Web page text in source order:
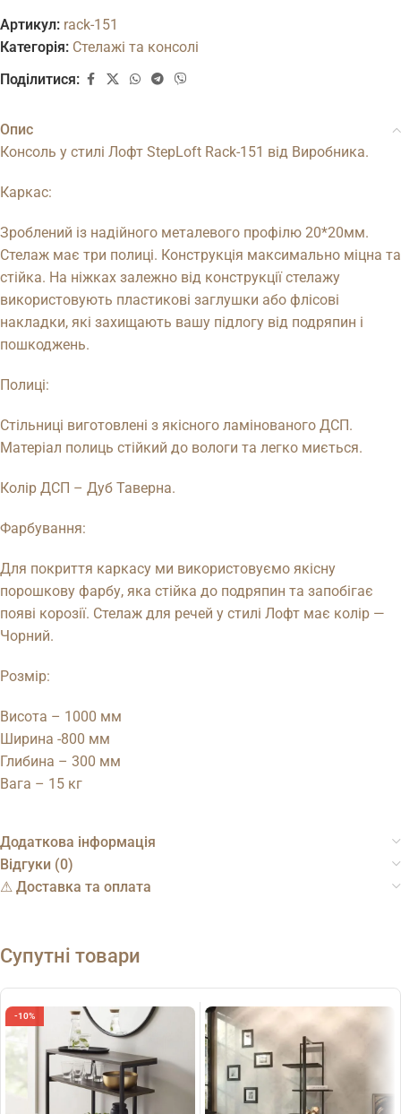
Артикул: rack-151
Категорія: Стелажі та консолі
Поділитися:
Опис
Консоль у стилі Лофт StepLoft Rack-151 від Виробника.
Каркас:
Зроблений із надійного металевого профілю 20*20мм.
Стелаж має три полиці. Конструкція максимально міцна та
стійка. На ніжках залежно від конструкції стелажу
використовують пластикові заглушки або флісові
накладки, які захищають вашу підлогу від подряпин і
пошкоджень.
Полиці:
Стільниці виготовлені з якісного ламінованого ДСП.
Матеріал полиць стійкий до вологи та легко миється.
Колір ДСП – Дуб Таверна.
Фарбування:
Для покриття каркасу ми використовуємо якісну
порошкову фарбу, яка стійка до подряпин та запобігає
появі корозії. Стелаж для речей у стилі Лофт має колір —
Чорний.
Розмір:
Висота – 1000 мм
Ширина -800 мм
Глибина – 300 мм
Вага – 15 кг
Додаткова інформація
Відгуки (0)
⚠︎ Доставка та оплата
Супутні товари
-10%